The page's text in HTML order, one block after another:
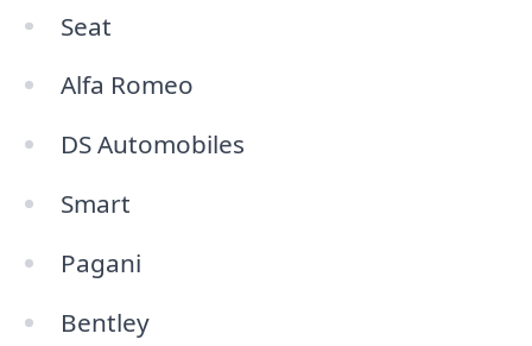
Seat
Alfa Romeo
DS Automobiles
Smart
Pagani
Bentley